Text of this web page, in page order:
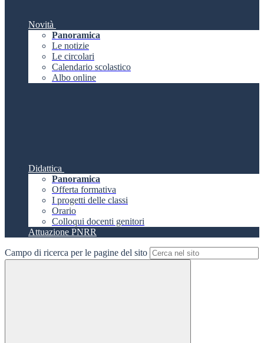
Novità
Panoramica
Le notizie
Le circolari
Calendario scolastico
Albo online
Didattica
Panoramica
Offerta formativa
I progetti delle classi
Orario
Colloqui docenti genitori
Attuazione PNRR
Campo di ricerca per le pagine del sito